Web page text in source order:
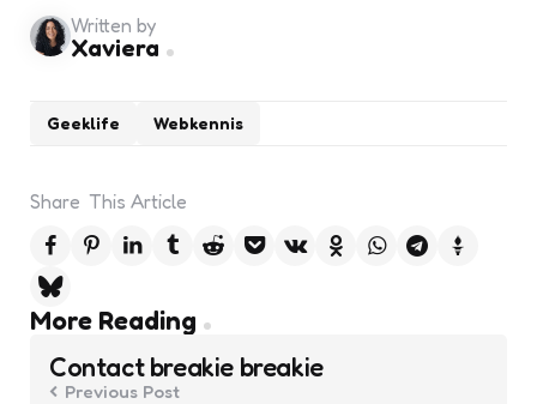
Geeklife Webkennis
Written by
Xaviera
Share This Article
More Reading
Post
navigation
Contact breakie breakie
Previous Post